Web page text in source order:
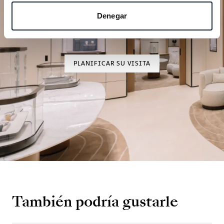
Denegar
excepción
Explore nuestras creaciones relojeras en una de
nuestras boutiques.
PLANIFICAR SU VISITA
También podría gustarle